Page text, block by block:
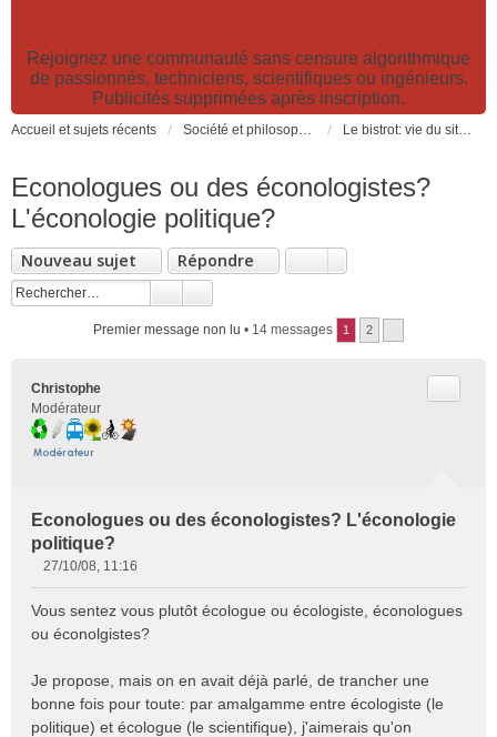
Rejoignez une communauté sans censure algorithmique
de passionnés, techniciens, scientifiques ou ingénieurs.
Publicités supprimées après inscription.
Accueil et sujets récents Société et philosophie. Sciences et technologies. Santé et prévention. Le bistrot: vie du site, loisirs et détente, humour et convivialité et Petites Annonces
Econologues ou des éconologistes?
L'éconologie politique?
Nouveau sujet Répondre
Premier message non lu • 14 messages 1 2
Christophe
Modérateur
Econologues ou des éconologistes? L'éconologie
politique?
s
s
g
e
n
27/10/08, 11:16
Vous sentez vous plutôt écologue ou écologiste, éconologues
ou éconolgistes?
Je propose, mais on en avait déjà parlé, de trancher une
bonne fois pour toute: par amalgamme entre écologiste (le
politique) et écologue (le scientifique), j'aimerais qu'on